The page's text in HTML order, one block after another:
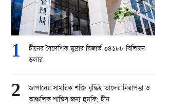
1
চীনের বৈদেশিক মুদ্রার রিজার্ভ ৩৪১৮৮ বিলিয়ন
ডলার
2
জাপানের সামরিক শক্তি বৃদ্ধিই তাদের নিরাপত্তা ও
আঞ্চলিক শান্তির জন্য হুমকি: চীন